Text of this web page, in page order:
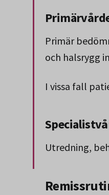
Primär
och halsrygg
I vissa fall
Utredning,